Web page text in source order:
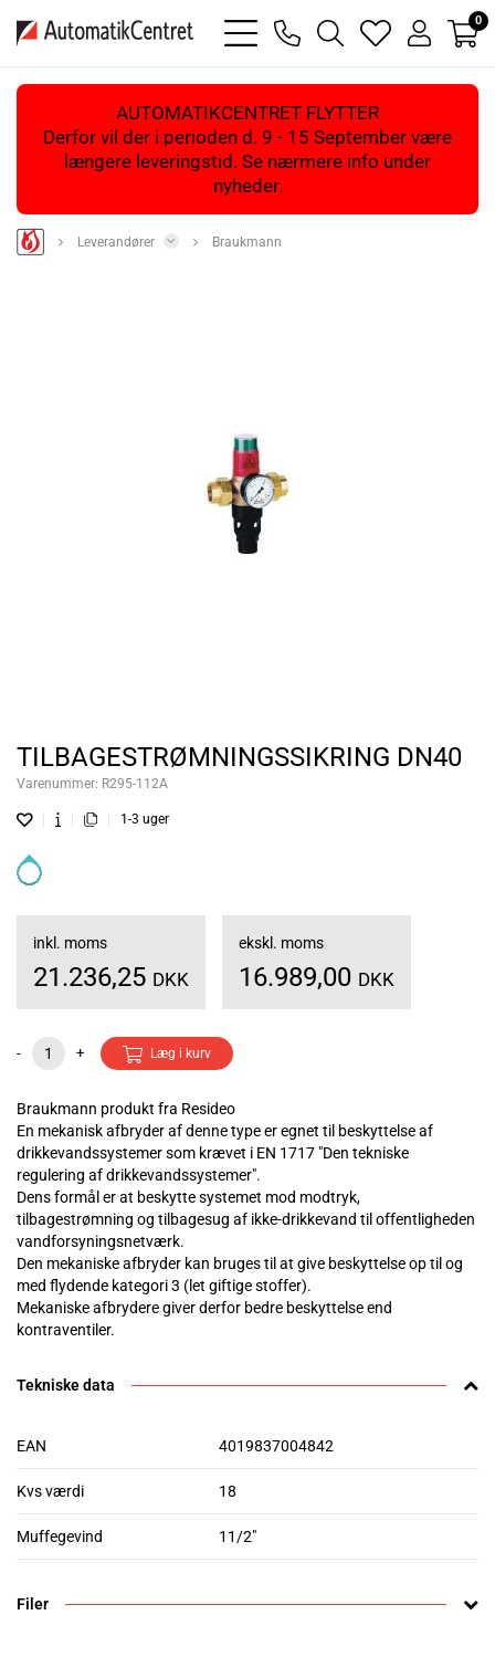
bars
light
phone
magnifying
glass
heart
light
user
light
0
AUTOMATIKCENTRET FLYTTER
Derfor vil der i perioden d. 9 - 15 September være
længere leveringstid. Se nærmere info under
nyheder.
Leverandører Braukmann
TILBAGESTRØMNINGSSIKRING DN40
Varenummer: R295-112A
1-3 uger
inkl. moms
21.236,25 DKK
ekskl. moms
16.989,00 DKK
- + Læg i kurv
Braukmann produkt fra Resideo
En mekanisk afbryder af denne type er egnet til beskyttelse af
drikkevandssystemer som krævet i EN 1717 "Den tekniske
regulering af drikkevandssystemer".
Dens formål er at beskytte systemet mod modtryk,
tilbagestrømning og tilbagesug af ikke-drikkevand til offentligheden
vandforsyningsnetværk.
Den mekaniske afbryder kan bruges til at give beskyttelse op til og
med flydende kategori 3 (let giftige stoffer).
Mekaniske afbrydere giver derfor bedre beskyttelse end
kontraventiler.
Tekniske data
EAN 4019837004842
Kvs værdi 18
Muffegevind 11/2"
Filer